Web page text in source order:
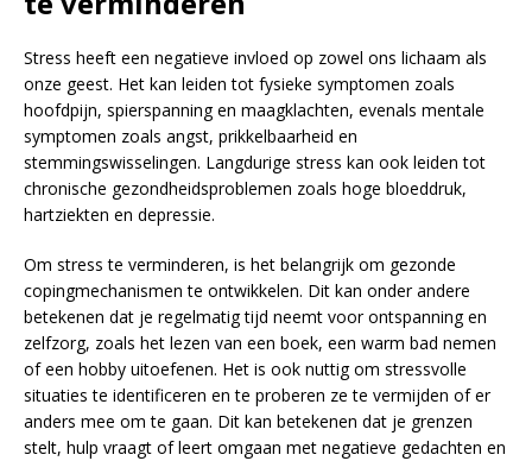
Stress heeft een negatieve invloed op zowel ons lichaam als
onze geest. Het kan leiden tot fysieke symptomen zoals
hoofdpijn, spierspanning en maagklachten, evenals mentale
symptomen zoals angst, prikkelbaarheid en
stemmingswisselingen. Langdurige stress kan ook leiden tot
chronische gezondheidsproblemen zoals hoge bloeddruk,
hartziekten en depressie.
Om stress te verminderen, is het belangrijk om gezonde
copingmechanismen te ontwikkelen. Dit kan onder andere
betekenen dat je regelmatig tijd neemt voor ontspanning en
zelfzorg, zoals het lezen van een boek, een warm bad nemen
of een hobby uitoefenen. Het is ook nuttig om stressvolle
situaties te identificeren en te proberen ze te vermijden of er
anders mee om te gaan. Dit kan betekenen dat je grenzen
stelt, hulp vraagt of leert omgaan met negatieve gedachten en